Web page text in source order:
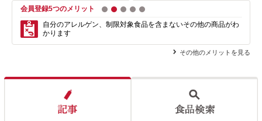
会員登録5つのメリット 1 2 3 4
自分のアレルゲン、制限対象食品を含まないその他の商品がわ
かります
その他のメリットを見る